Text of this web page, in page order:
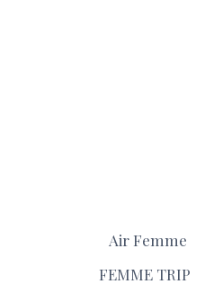
Air Femme
FEMME TRIP